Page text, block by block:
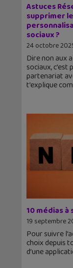
Astuces
supprimer
sociaux ?
24 octobre
Dire non aux
sociaux, c’est
partenariat
t’explique
10 médias
19 septembre
Pour suivre
choix depuis
d’une